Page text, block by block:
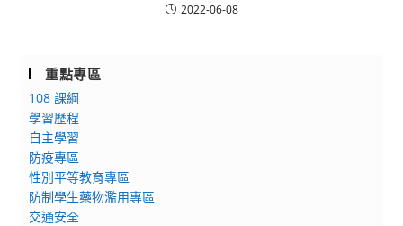
2022-06-08
重點專區
108 課綱
學習歷程
自主學習
防疫專區
性別平等教育專區
防制學生藥物濫用專區
交通安全